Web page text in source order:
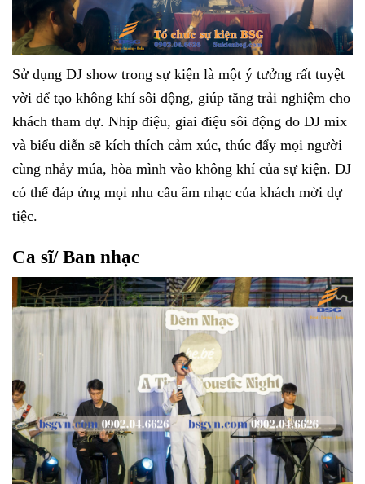
Sử dụng DJ show trong sự kiện là một ý tưởng rất tuyệt
vời để tạo không khí sôi động, giúp tăng trải nghiệm cho
khách tham dự. Nhịp điệu, giai điệu sôi động do DJ mix
và biểu diễn sẽ kích thích cảm xúc, thúc đẩy mọi người
cùng nhảy múa, hòa mình vào không khí của sự kiện. DJ
có thể đáp ứng mọi nhu cầu âm nhạc của khách mời dự
tiệc.
Ca sĩ/ Ban nhạc